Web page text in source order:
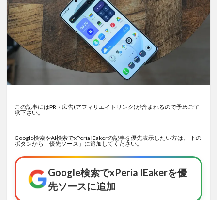
この記事にはPR・広告(アフィリエイトリンク)が含まれるので予めご了
承下さい。
Google検索やAI検索でxPeria IEakerの記事を優先表示したい方は、 下の
ボタンから「優先ソース」に追加してください。
Google検索でxPeria IEakerを優
先ソースに追加